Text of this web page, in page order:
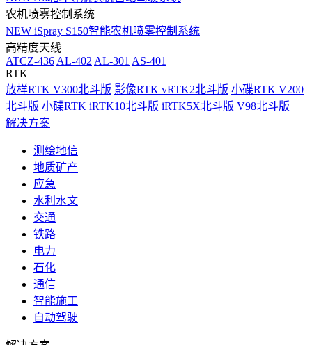
农机喷雾控制系统
NEW iSpray S150智能农机喷雾控制系统
高精度天线
ATCZ-436 AL-402 AL-301 AS-401
RTK
放样RTK V300北斗版 影像RTK vRTK2北斗版 小碟RTK V200
北斗版 小碟RTK iRTK10北斗版 iRTK5X北斗版 V98北斗版
解决方案
测绘地信
地质矿产
应急
水利水文
交通
铁路
电力
石化
通信
智能施工
自动驾驶